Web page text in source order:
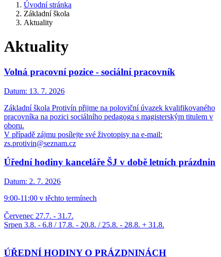
Úvodní stránka
Základní škola
Aktuality
Aktuality
Volná pracovní pozice - sociální pracovník
Datum: 13. 7. 2026
Základní škola Protivín přijme na poloviční úvazek kvalifikovaného
pracovníka na pozici sociálního pedagoga s magisterským titulem v
oboru.
V případě zájmu posílejte své životopisy na e-mail:
zs.protivin@seznam.cz
Úřední hodiny kanceláře ŠJ v době letních prázdnin
Datum: 2. 7. 2026
9:00-11:00 v těchto termínech
Červenec 27.7. - 31.7.
Srpen 3.8. - 6.8 / 17.8. - 20.8. / 25.8. - 28.8. + 31.8.
ÚŘEDNÍ HODINY O PRÁZDNINÁCH